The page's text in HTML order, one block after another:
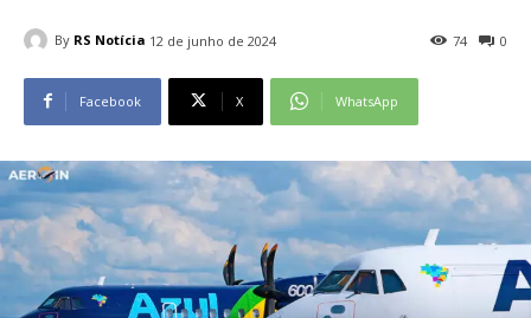
By RS Notícia 12 de junho de 2024 0
74
Facebook X WhatsApp